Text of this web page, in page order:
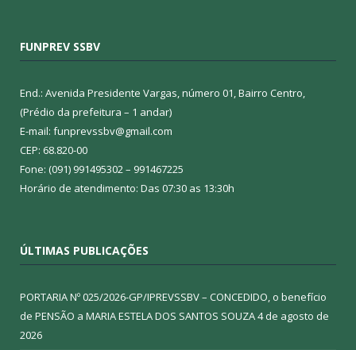
FUNPREV SSBV
End.: Avenida Presidente Vargas, número 01, Bairro Centro,
(Prédio da prefeitura – 1 andar)
E-mail: funprevssbv@gmail.com
CEP: 68.820-00
Fone: (091) 991495302 – 991467225
Horário de atendimento: Das 07:30 as 13:30h
ÚLTIMAS PUBLICAÇÕES
PORTARIA Nº 025/2026-GP/IPREVSSBV – CONCEDIDO, o benefício
de PENSÃO a MARIA ESTELA DOS SANTOS SOUZA4 de agosto de
2026